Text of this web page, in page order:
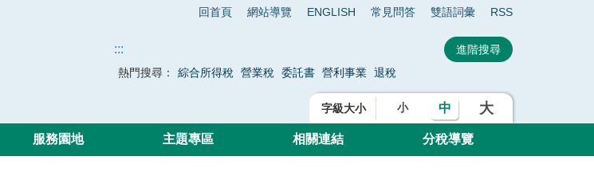
回首頁 網站導覽 ENGLISH 常見問答 雙語詞彙 RSS
:::
熱門搜尋： 綜合所得稅 營業稅 委託書 營利事業 退稅
字級大小 小 中 大
服務園地 主題專區 相關連結 分稅導覽